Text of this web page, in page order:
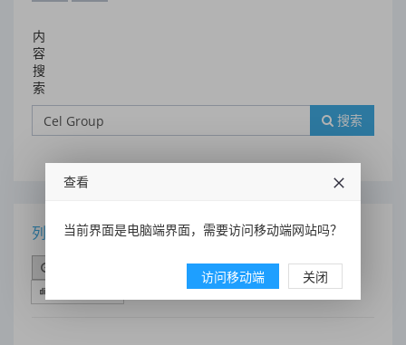
内
容
搜
索
搜索
列表
评论排序
评分排序
查看
当前界面是电脑端界面，需要访问移动端网站吗？
访问移动端 关闭